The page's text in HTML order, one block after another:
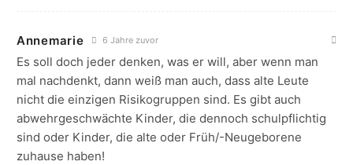
Annemarie 6 Jahre zuvor
Es soll doch jeder denken, was er will, aber wenn man
mal nachdenkt, dann weiß man auch, dass alte Leute
nicht die einzigen Risikogruppen sind. Es gibt auch
abwehrgeschwächte Kinder, die dennoch schulpflichtig
sind oder Kinder, die alte oder Früh/-Neugeborene
zuhause haben!